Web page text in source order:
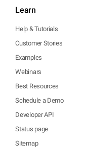
Learn
Help & Tutorials
Customer Stories
Examples
Webinars
Best Resources
Schedule a Demo
Developer API
Status page
Sitemap